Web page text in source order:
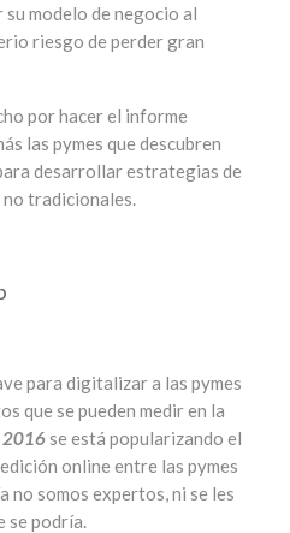
modelo de negocio al
riesgo de perder gran
por hacer el informe
las pymes que descubren
desarrollar estrategias de
no tradicionales.
para digitalizar a las pymes
que se pueden medir en la
2016 se está popularizando el
online entre las pymes
no somos expertos, ni se les
se podría.